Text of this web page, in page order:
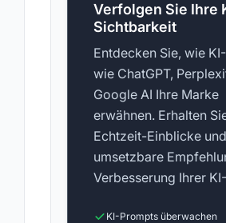
Verfolgen Sie Ihre
Sichtbarkeit
Entdecken Sie, wie
wie ChatGPT,
Google AI Ihre Marke
erwähnen. Erhalten
Echtzeit-Einblicke und
umsetzbare
Verbesserung Ihrer
KI-Prompts überwachen